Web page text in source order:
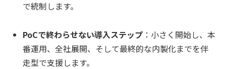
で統制します。
PoCで終わらせない導入ステップ ：小さく開始し、本
番運用、全社展開、そして最終的な内製化までを伴
走型で支援します。